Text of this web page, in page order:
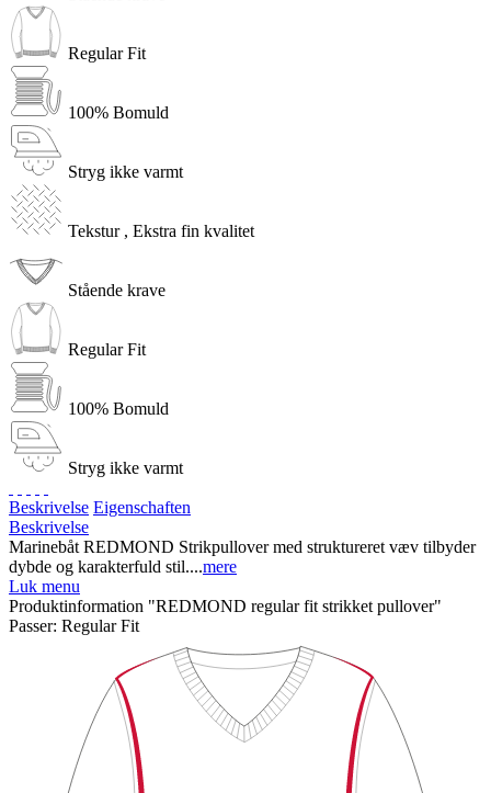
Regular Fit
100% Bomuld
Stryg ikke varmt
Tekstur , Ekstra fin kvalitet
Stående krave
Regular Fit
100% Bomuld
Stryg ikke varmt
Beskrivelse Eigenschaften
Beskrivelse
Marinebåt REDMOND Strikpullover med struktureret væv tilbyder
dybde og karakterfuld stil....mere
Luk menu
Produktinformation "REDMOND regular fit strikket pullover"
Passer: Regular Fit